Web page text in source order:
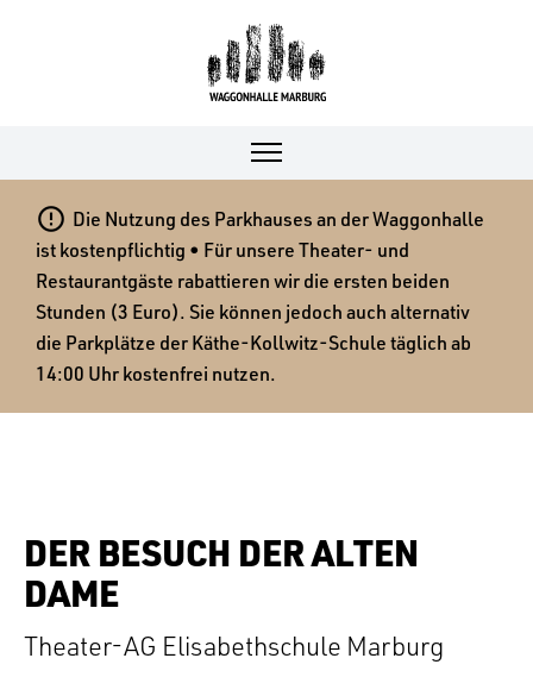
 Die Nutzung des Parkhauses an der Waggonhalle
ist kostenpflichtig • Für unsere Theater- und
Restaurantgäste rabattieren wir die ersten beiden
Stunden (3 Euro). Sie können jedoch auch alternativ
die Parkplätze der Käthe-Kollwitz-Schule täglich ab
14:00 Uhr kostenfrei nutzen.
DER BESUCH DER ALTEN
DAME
Theater-AG Elisabethschule Marburg